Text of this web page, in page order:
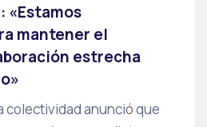
«Estamos
mantener el
estrecha
colectividad anunció que